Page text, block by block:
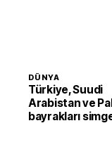
DÜNYA
Türkiye, Suudi
Arabistan ve
bayrakları